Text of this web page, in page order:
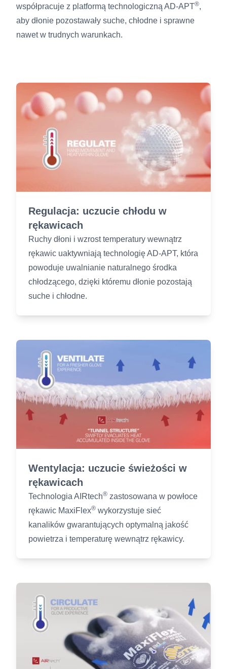
współpracuje z platformą technologiczną AD-APT®,
aby dłonie pozostawały suche, chłodne i sprawne
nawet w trudnych warunkach.
Regulacja: uczucie chłodu w
rękawicach
Ruchy dłoni i wzrost temperatury wewnątrz
rękawic uaktywniają technologię AD-APT, która
powoduje uwalnianie naturalnego środka
chłodzącego, dzięki któremu dłonie pozostają
suche i chłodne.
Wentylacja: uczucie świeżości w
rękawicach
Technologia AIRtech® zastosowana w powłoce
rękawic MaxiFlex® wykorzystuje sieć
kanalików gwarantujących optymalną jakość
powietrza i temperaturę wewnątrz rękawicy.